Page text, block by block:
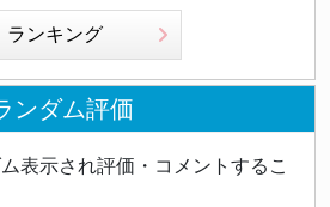
ランキング
ンダム評価
表示され評価・コメントするこ